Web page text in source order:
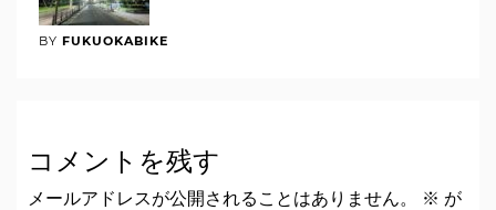
BY FUKUOKABIKE
コメントを残す
メールアドレスが公開されることはありません。 ※ が